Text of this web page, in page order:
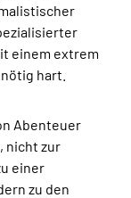
einem extrem
hart.
Abenteuer
nicht zur
einer
zu den